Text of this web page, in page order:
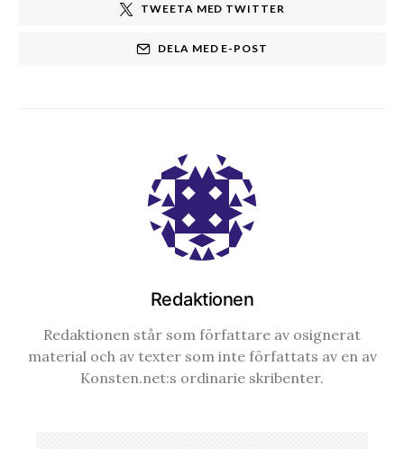
TWEETA MED TWITTER
DELA MED E-POST
Redaktionen
Redaktionen står som författare av osignerat
material och av texter som inte författats av en av
Konsten.net:s ordinarie skribenter.